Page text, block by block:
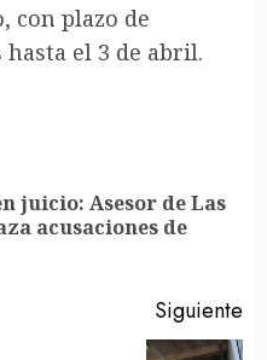
con plazo de
el 3 de abril.
juicio: Asesor de Las
acusaciones de
Siguiente